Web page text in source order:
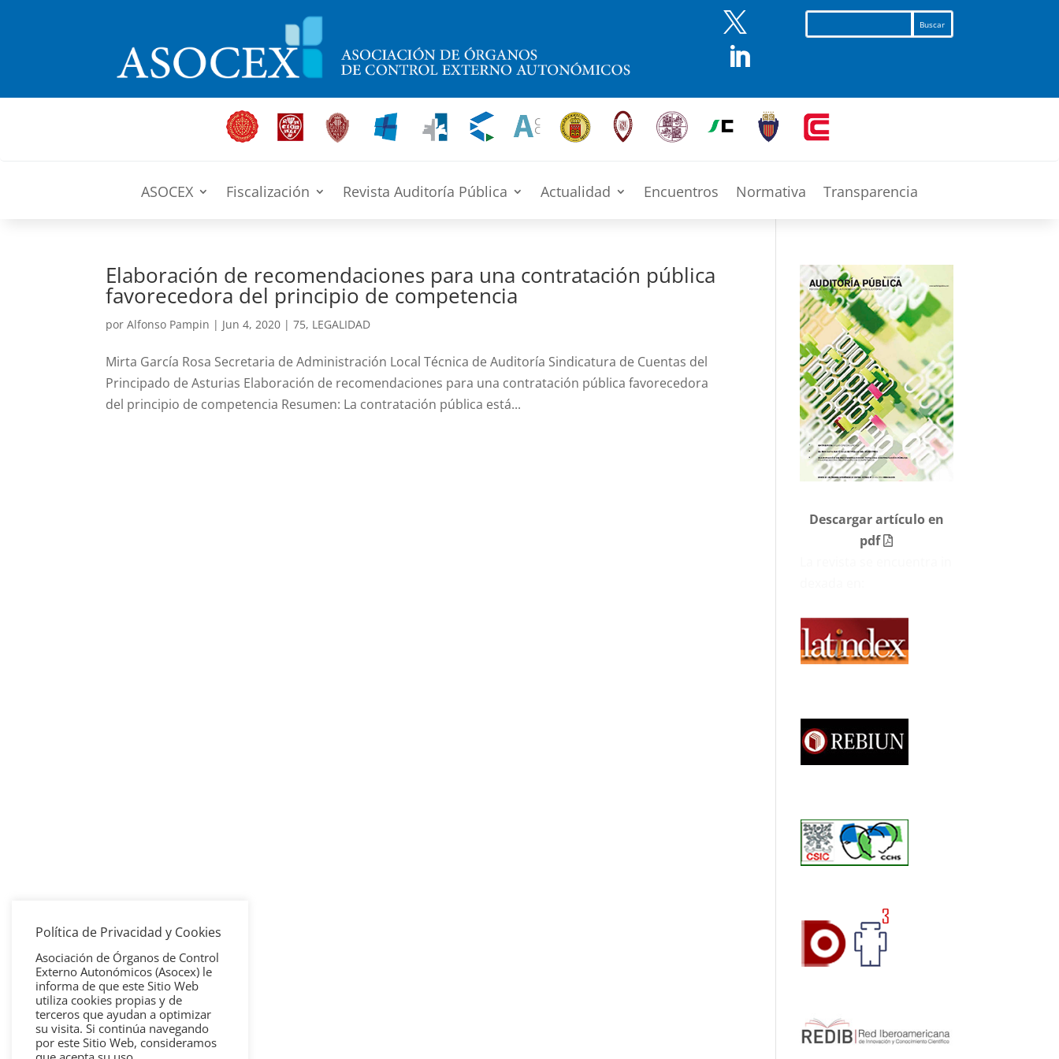


ASOCEX Fiscalización Revista Auditoría Pública Actualidad Encuentros Normativa Transparencia
Elaboración de recomendaciones para una contratación pública
favorecedora del principio de competencia
porAlfonso Pampin | Jun 4, 2020 |75, LEGALIDAD
Mirta García Rosa Secretaria de Administración Local Técnica de Auditoría Sindicatura de Cuentas del
Principado de Asturias Elaboración de recomendaciones para una contratación pública favorecedora
del principio de competencia Resumen: La contratación pública está...
Descargar artículo en
pdf
Política de Privacidad y Cookies
Asociación de Órganos de Control
Externo Autonómicos (Asocex) le
informa de que este Sitio Web
utiliza cookies propias y de
terceros que ayudan a optimizar
su visita. Si continúa navegando
por este Sitio Web, consideramos